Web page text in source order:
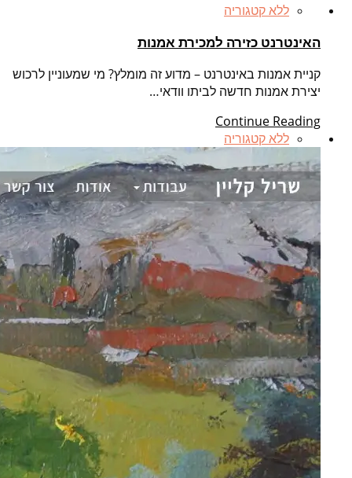
ללא קטגוריה
האינטרנט כזירה למכירת אמנות
קניית אמנות באינטרנט – מדוע זה מומלץ? מי שמעוניין לרכוש
יצירת אמנות חדשה לביתו וודאי…
Continue Reading
ללא קטגוריה